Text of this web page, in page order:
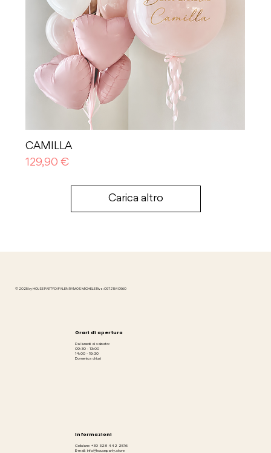
CAMILLA
Prezzo
129,90 €
Carica altro
© 2025 by HOUSE PARTY DI FALEN RAMOS MICHELE P.iva: 09721640960
Orari di apertura
Dal lunedì al sabato:
09:30 - 13:00
14:00 - 19:30
Domenica chiusi
Informazioni
Cellulare: +39 328 442 2576
E-mail: info@houseparty.store